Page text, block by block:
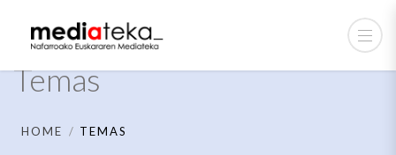
Temas
HOME TEMAS